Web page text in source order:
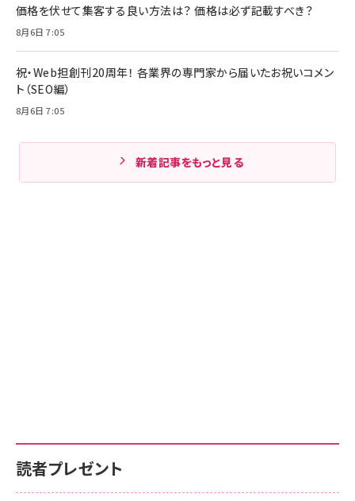
価格を伏せて集客する良い方法は？ 価格は必ず記載すべき？
8月6日 7:05
祝・Web担創刊20周年！ 各業界の専門家から届いたお祝いコメン
ト（SEO編）
8月6日 7:05
新着記事をもっと見る
読者プレゼント